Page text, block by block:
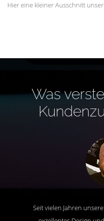
Hier eine kleiner Ausschnitt
Was
Seit vielen Jahren